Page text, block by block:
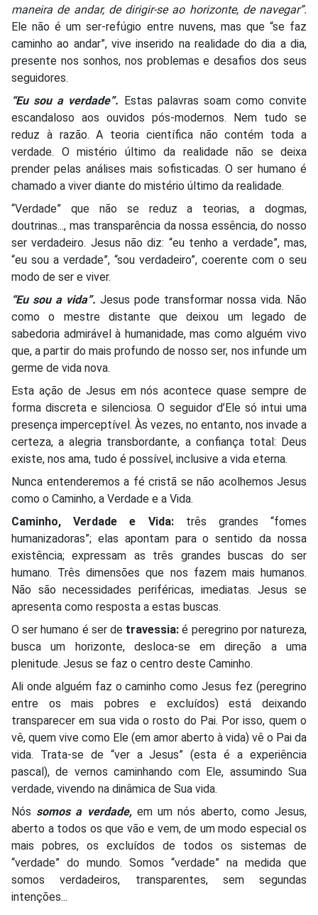
maneira de andar, de dirigir-se ao horizonte, de navegar”.
Ele não é um ser-refúgio entre nuvens, mas que “se faz
caminho ao andar”, vive inserido na realidade do dia a dia,
presente nos sonhos, nos problemas e desafios dos seus
seguidores.
“Eu sou a verdade”. Estas palavras soam como convite
escandaloso aos ouvidos pós-modernos. Nem tudo se
reduz à razão. A teoria científica não contém toda a
verdade. O mistério último da realidade não se deixa
prender pelas análises mais sofisticadas. O ser humano é
chamado a viver diante do mistério último da realidade.
“Verdade” que não se reduz a teorias, a dogmas,
doutrinas..., mas transparência da nossa essência, do nosso
ser verdadeiro. Jesus não diz: “eu tenho a verdade”, mas,
“eu sou a verdade”, “sou verdadeiro”, coerente com o seu
modo de ser e viver.
“Eu sou a vida”. Jesus pode transformar nossa vida. Não
como o mestre distante que deixou um legado de
sabedoria admirável à humanidade, mas como alguém vivo
que, a partir do mais profundo de nosso ser, nos infunde um
germe de vida nova.
Esta ação de Jesus em nós acontece quase sempre de
forma discreta e silenciosa. O seguidor d’Ele só intui uma
presença imperceptível. Às vezes, no entanto, nos invade a
certeza, a alegria transbordante, a confiança total: Deus
existe, nos ama, tudo é possível, inclusive a vida eterna.
Nunca entenderemos a fé cristã se não acolhemos Jesus
como o Caminho, a Verdade e a Vida.
Caminho, Verdade e Vida: três grandes “fomes
humanizadoras”; elas apontam para o sentido da nossa
existência; expressam as três grandes buscas do ser
humano. Três dimensões que nos fazem mais humanos.
Não são necessidades periféricas, imediatas. Jesus se
apresenta como resposta a estas buscas.
O ser humano é ser de travessia:é peregrino por natureza,
busca um horizonte, desloca-se em direção a uma
plenitude. Jesus se faz o centro deste Caminho.
Ali onde alguém faz o caminho como Jesus fez (peregrino
entre os mais pobres e excluídos) está deixando
transparecer em sua vida o rosto do Pai. Por isso, quem o
vê, quem vive como Ele (em amor aberto à vida) vê o Pai da
vida. Trata-se de “ver a Jesus” (esta é a experiência
pascal), de vernos caminhando com Ele, assumindo Sua
verdade, vivendo na dinâmica de Sua vida.
Nós somos a verdade,em um nós aberto, como Jesus,
aberto a todos os que vão e vem, de um modo especial os
mais pobres, os excluídos de todos os sistemas de
“verdade” do mundo. Somos “verdade” na medida que
somos verdadeiros, transparentes, sem segundas
intenções...